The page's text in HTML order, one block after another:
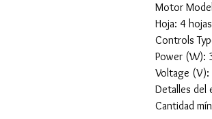
Motor
Hoja: 4 hojas
Controls
Power (W):
Voltage
Detalles del
Cantidad